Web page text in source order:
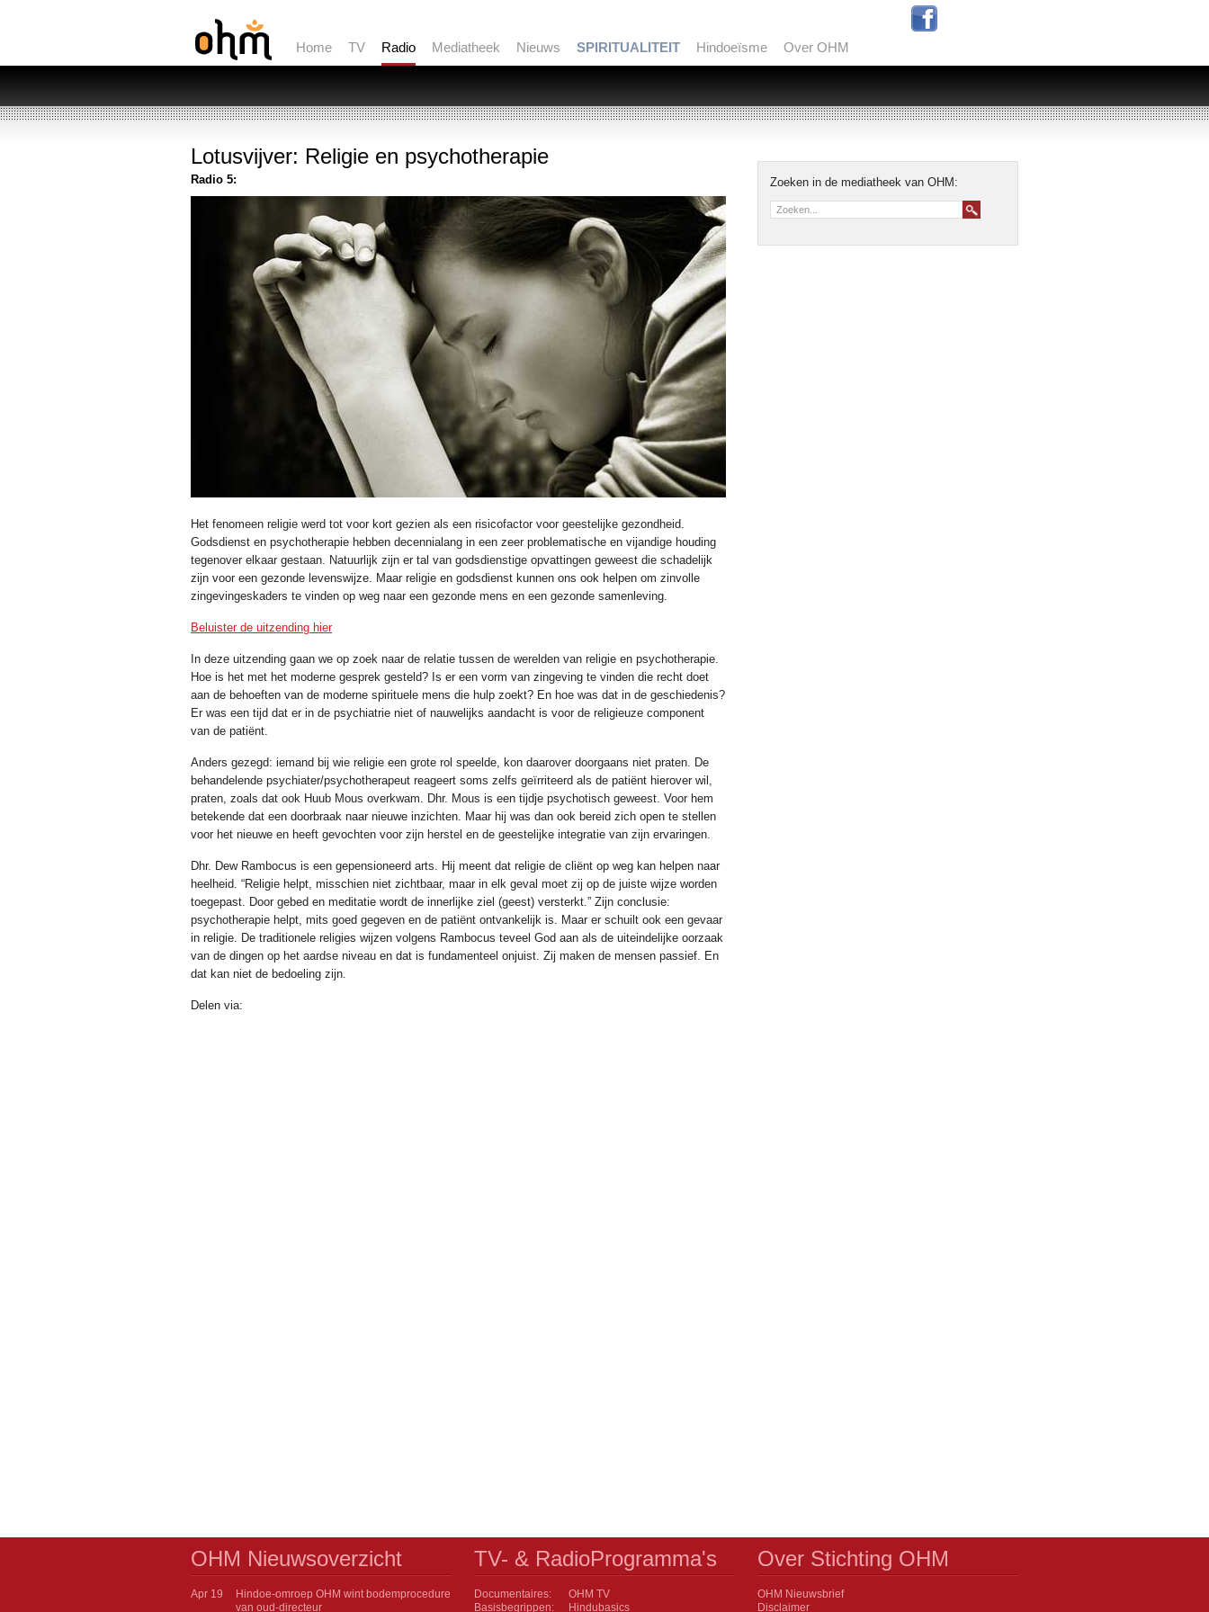
Home TV Radio Mediatheek Nieuws SPIRITUALITEIT Hindoeïsme Over OHM
Lotusvijver: Religie en psychotherapie
Radio 5:
Het fenomeen religie werd tot voor kort gezien als een risicofactor voor geestelijke gezondheid.
Godsdienst en psychotherapie hebben decennialang in een zeer problematische en vijandige houding
tegenover elkaar gestaan. Natuurlijk zijn er tal van godsdienstige opvattingen geweest die schadelijk
zijn voor een gezonde levenswijze. Maar religie en godsdienst kunnen ons ook helpen om zinvolle
zingevingeskaders te vinden op weg naar een gezonde mens en een gezonde samenleving.
Beluister de uitzending hier
In deze uitzending gaan we op zoek naar de relatie tussen de werelden van religie en psychotherapie.
Hoe is het met het moderne gesprek gesteld? Is er een vorm van zingeving te vinden die recht doet
aan de behoeften van de moderne spirituele mens die hulp zoekt? En hoe was dat in de geschiedenis?
Er was een tijd dat er in de psychiatrie niet of nauwelijks aandacht is voor de religieuze component
van de patiënt.
Anders gezegd: iemand bij wie religie een grote rol speelde, kon daarover doorgaans niet praten. De
behandelende psychiater/psychotherapeut reageert soms zelfs geïrriteerd als de patiënt hierover wil,
praten, zoals dat ook Huub Mous overkwam. Dhr. Mous is een tijdje psychotisch geweest. Voor hem
betekende dat een doorbraak naar nieuwe inzichten. Maar hij was dan ook bereid zich open te stellen
voor het nieuwe en heeft gevochten voor zijn herstel en de geestelijke integratie van zijn ervaringen.
Dhr. Dew Rambocus is een gepensioneerd arts. Hij meent dat religie de cliënt op weg kan helpen naar
heelheid. “Religie helpt, misschien niet zichtbaar, maar in elk geval moet zij op de juiste wijze worden
toegepast. Door gebed en meditatie wordt de innerlijke ziel (geest) versterkt.” Zijn conclusie:
psychotherapie helpt, mits goed gegeven en de patiënt ontvankelijk is. Maar er schuilt ook een gevaar
in religie. De traditionele religies wijzen volgens Rambocus teveel God aan als de uiteindelijke oorzaak
van de dingen op het aardse niveau en dat is fundamenteel onjuist. Zij maken de mensen passief. En
dat kan niet de bedoeling zijn.
Delen via:
Zoeken in de mediatheek van OHM:
OHM Nieuwsoverzicht
Apr 19
Hindoe-omroep OHM wint bodemprocedure
van oud-directeur
TV- & RadioProgramma's
Documentaires:
OHM TV
Basisbegrippen:
Hindubasics
Over Stichting OHM
OHM Nieuwsbrief
Disclaimer